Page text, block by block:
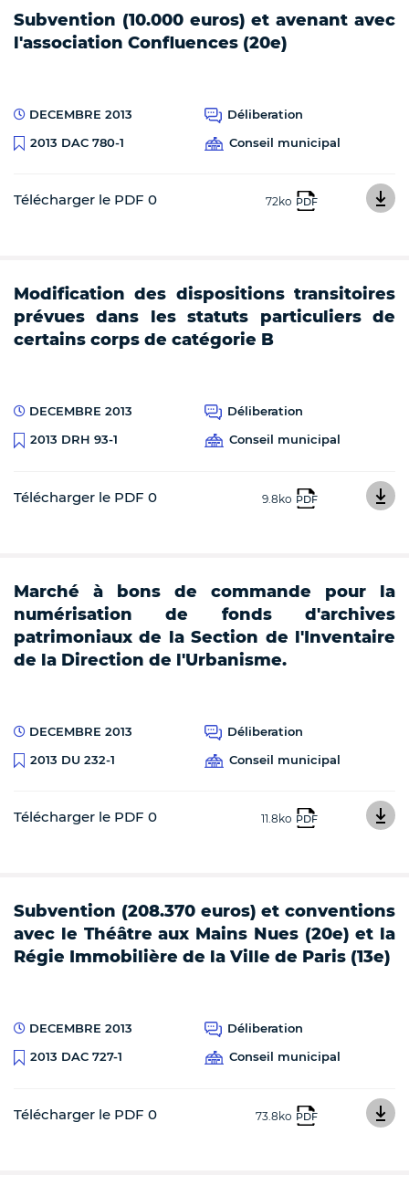
Subvention (10.000 euros) et avenant avec
l'association Confluences (20e)
DECEMBRE 2013
Déliberation
2013 DAC 780-1
Conseil municipal
Télécharger le PDF 0 72ko PDF
Modification des dispositions transitoires
prévues dans les statuts particuliers de
certains corps de catégorie B
DECEMBRE 2013
Déliberation
2013 DRH 93-1
Conseil municipal
Télécharger le PDF 0 9.8ko PDF
Marché à bons de commande pour la
numérisation de fonds d'archives
patrimoniaux de la Section de l'Inventaire
de la Direction de l'Urbanisme.
DECEMBRE 2013
Déliberation
2013 DU 232-1
Conseil municipal
Télécharger le PDF 0 11.8ko PDF
Subvention (208.370 euros) et conventions
avec le Théâtre aux Mains Nues (20e) et la
Régie Immobilière de la Ville de Paris (13e)
DECEMBRE 2013
Déliberation
2013 DAC 727-1
Conseil municipal
Télécharger le PDF 0 73.8ko PDF